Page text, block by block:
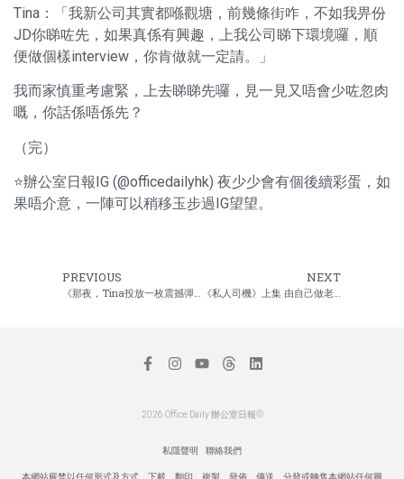
Tina：「我新公司其實都喺觀塘，前幾條街咋，不如我畀份
JD你睇咗先，如果真係有興趣，上我公司睇下環境囉，順
便做個樣interview，你肯做就一定請。」
我而家慎重考慮緊，上去睇睇先囉，見一見又唔會少咗忽肉
嘅，你話係唔係先？
（完）
⭐辦公室日報IG (@officedailyhk) 夜少少會有個後續彩蛋，如
果唔介意，一陣可以稍移玉步過IG望望。
PREVIOUS NEXT
《私人司機》上集 由自己做老闆 到轉行車老闆
2026 Office Daily 辦公室日報©
私隱聲明 聯絡我們
本網站嚴禁以任何形式及方式，下載、翻印、複製、發佈、傳送、分發或轉售本網站任何圖